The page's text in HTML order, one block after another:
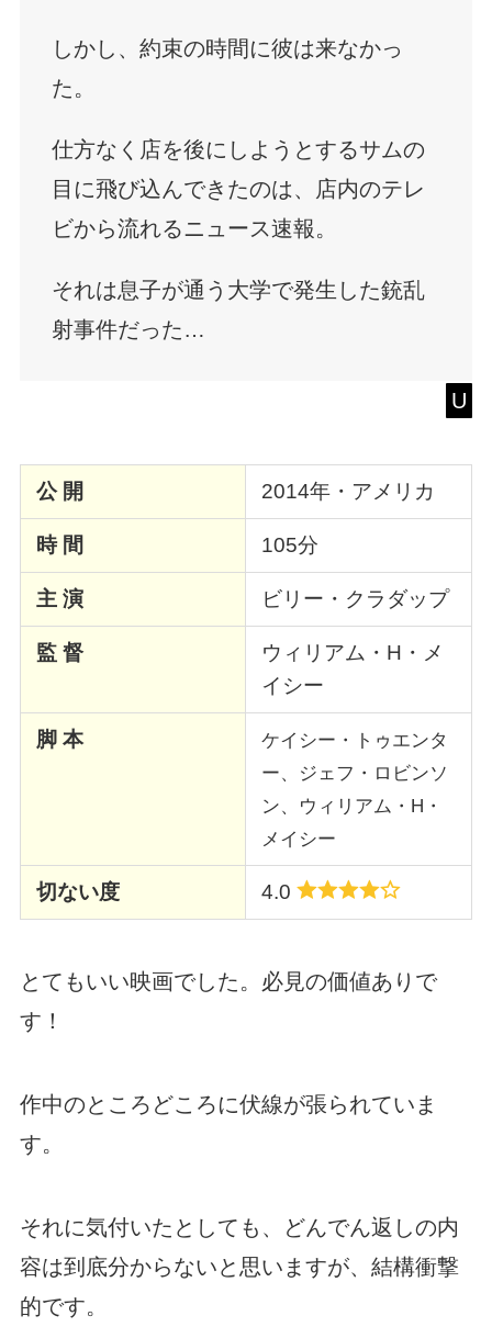
しかし、約束の時間に彼は来なかっ
た。
仕方なく店を後にしようとするサムの
目に飛び込んできたのは、店内のテレ
ビから流れるニュース速報。
それは息子が通う大学で発生した銃乱
射事件だった…
U
公 開 2014年・アメリカ
時 間 105分
主 演 ビリー・クラダップ
監 督
ウィリアム・H・メ
イシー
脚 本
ケイシー・トゥエンタ
ー、ジェフ・ロビンソ
ン、ウィリアム・H・
メイシー
切ない度 4.0
とてもいい映画でした。必見の価値ありで
す！
作中のところどころに伏線が張られていま
す。
それに気付いたとしても、どんでん返しの内
容は到底分からないと思いますが、結構衝撃
的です。